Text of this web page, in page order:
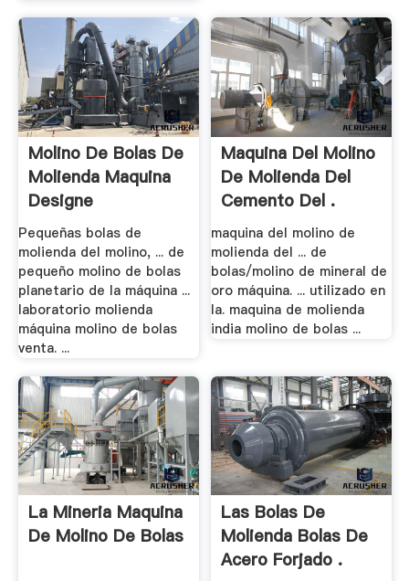
Molino De Bolas De
Molienda Maquina
Designe
Pequeñas bolas de
molienda del molino, ... de
pequeño molino de bolas
planetario de la máquina ...
laboratorio molienda
máquina molino de bolas
venta. ...
Maquina Del Molino
De Molienda Del
Cemento Del .
maquina del molino de
molienda del ... de
bolas/molino de mineral de
oro máquina. ... utilizado en
la. maquina de molienda
india molino de bolas ...
La Mineria Maquina
De Molino De Bolas
Las Bolas De
Molienda Bolas De
Acero Forjado .